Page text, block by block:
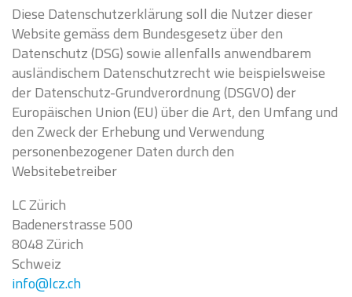
Diese Datenschutzerklärung soll die Nutzer dieser
Website gemäss dem Bundesgesetz über den
Datenschutz (DSG) sowie allenfalls anwendbarem
ausländischem Datenschutzrecht wie beispielsweise
der Datenschutz-Grundverordnung (DSGVO) der
Europäischen Union (EU) über die Art, den Umfang und
den Zweck der Erhebung und Verwendung
personenbezogener Daten durch den
Websitebetreiber
LC Zürich
Badenerstrasse 500
8048 Zürich
Schweiz
info@lcz.ch